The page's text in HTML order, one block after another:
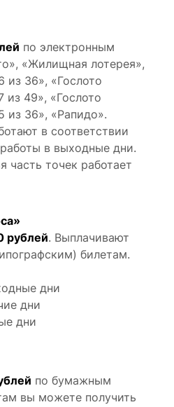
по электронным
«Жилищная лотерея»,
из 36», «Гослото
из 49», «Гослото
из 36», «Рапидо».
в соответствии
в выходные дни.
часть точек работает
рублей. Выплачивают
билетам.
дни
дни
дни
по бумажным
вы можете получить